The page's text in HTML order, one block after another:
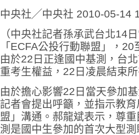
中央社╱中央社 2010-05-14
（中央社記者孫承武台北14
「ECFA公投行動聯盟」，
由於22日正逢國中基測，台
重考生權益，22日凌晨結束
由於擔心影響22日當天參加
記者會提出呼籲，並指示教
盟」溝通。郝龍斌表示，尊
測是國中生參加的首次大型